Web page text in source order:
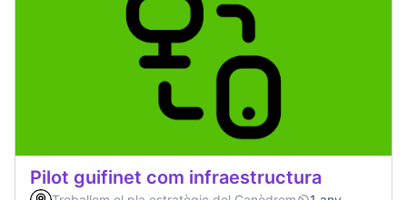
Pilot guifinet com infraestructura